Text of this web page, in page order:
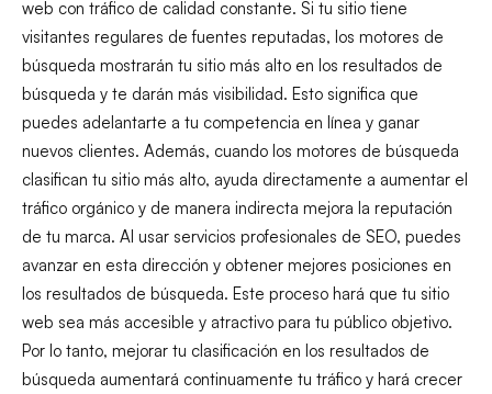
web con tráfico de calidad constante. Si tu sitio tiene
visitantes regulares de fuentes reputadas, los motores de
búsqueda mostrarán tu sitio más alto en los resultados de
búsqueda y te darán más visibilidad. Esto significa que
puedes adelantarte a tu competencia en línea y ganar
nuevos clientes. Además, cuando los motores de búsqueda
clasifican tu sitio más alto, ayuda directamente a aumentar el
tráfico orgánico y de manera indirecta mejora la reputación
de tu marca. Al usar servicios profesionales de SEO, puedes
avanzar en esta dirección y obtener mejores posiciones en
los resultados de búsqueda. Este proceso hará que tu sitio
web sea más accesible y atractivo para tu público objetivo.
Por lo tanto, mejorar tu clasificación en los resultados de
búsqueda aumentará continuamente tu tráfico y hará crecer